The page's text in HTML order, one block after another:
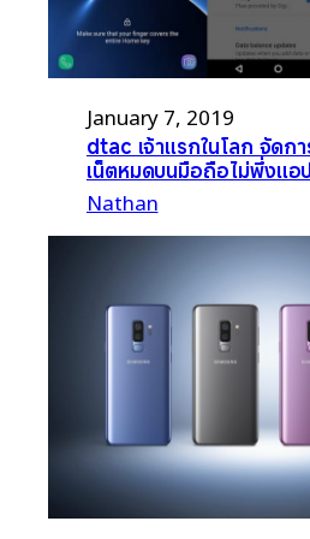
January 7, 2019
dtac เจ้าแรกในโลก จัดก
เน็ตหมดบนมือถือไม่พึ่งแอ
Nathan